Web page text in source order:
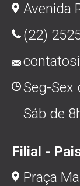
Avenida
(22)
Seg-Sex
Sáb de
Filial -
Praça